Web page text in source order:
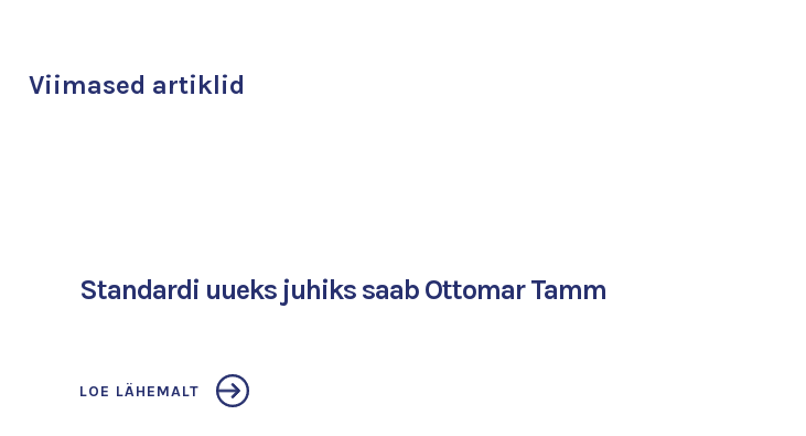
Viimased artiklid
Standardi uueks juhiks saab Ottomar Tamm
LOE LÄHEMALT